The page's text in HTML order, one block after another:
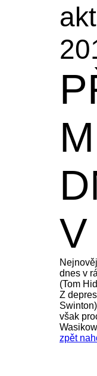
V
dnes v
(Tom
Z
však
zpět